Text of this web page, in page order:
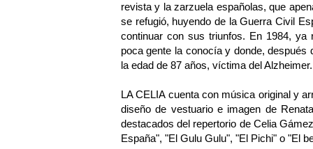
revista y la zarzuela españolas, que
se refugió, huyendo de la Guerra Civil
continuar con sus triunfos. En 1984, ya
poca gente la conocía y donde,
la edad de 87 años, víctima del Alzheimer.
LA CELIA cuenta con música original y
diseño de vestuario e imagen de
destacados del repertorio de Celia
España", "El Gulu Gulu", "El Pichi" o "El